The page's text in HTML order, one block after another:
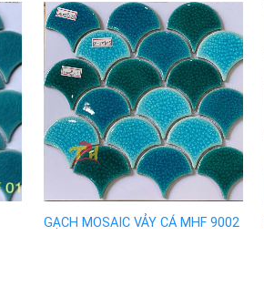
GẠCH MOSAIC VẢY CÁ MHF 9002